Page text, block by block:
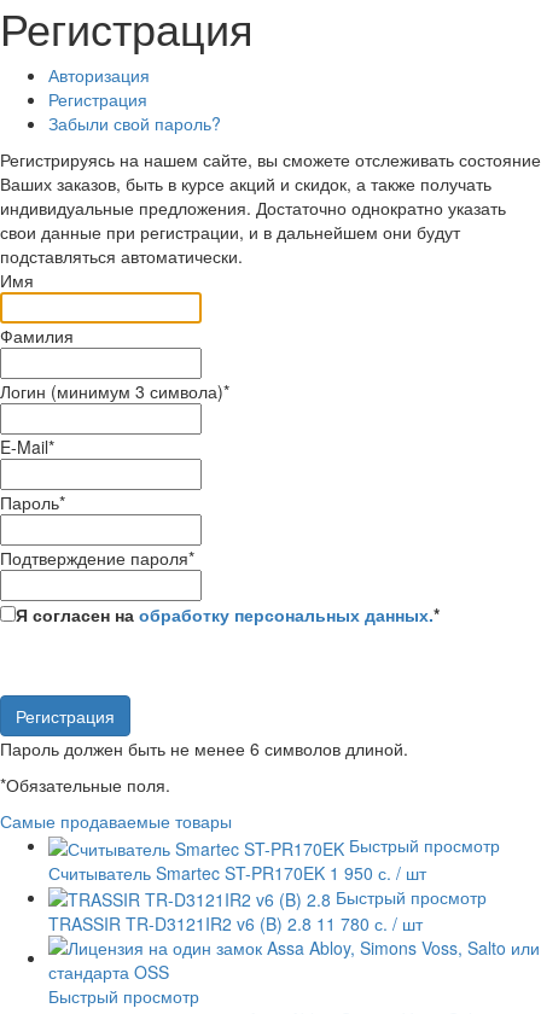
Регистрация
Авторизация
Регистрация
Забыли свой пароль?
Регистрируясь на нашем сайте, вы сможете отслеживать состояние
Ваших заказов, быть в курсе акций и скидок, а также получать
индивидуальные предложения. Достаточно однократно указать
свои данные при регистрации, и в дальнейшем они будут
подставляться автоматически.
Имя
Фамилия
Логин (минимум 3 символа)*
E-Mail*
Пароль*
Подтверждение пароля*
Я согласен на обработку персональных данных.*
Пароль должен быть не менее 6 символов длиной.
*Обязательные поля.
Самые продаваемые товары
Быстрый просмотр
Считыватель Smartec ST-PR170EK 1 950 с. / шт
Быстрый просмотр
TRASSIR TR-D3121IR2 v6 (B) 2.8 11 780 с. / шт
Быстрый просмотр